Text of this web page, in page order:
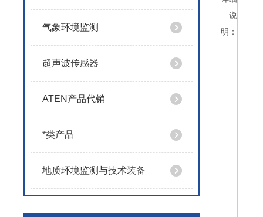
气象环境监测
超声波传感器
ATEN产品代销
*类产品
地质环境监测与技术装备
说
明：